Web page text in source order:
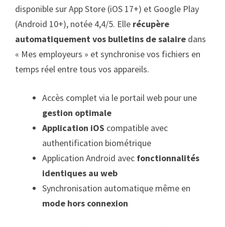
disponible sur App Store (iOS 17+) et Google Play
(Android 10+), notée 4,4/5. Elle récupère
automatiquement vos bulletins de salaire dans
« Mes employeurs » et synchronise vos fichiers en
temps réel entre tous vos appareils.
Accès complet via le portail web pour une
gestion optimale
Application iOS compatible avec
authentification biométrique
Application Android avec fonctionnalités
identiques au web
Synchronisation automatique même en
mode hors connexion